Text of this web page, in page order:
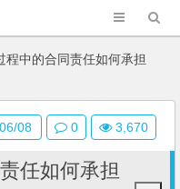
程中的合同责任如何承担
任如何承担
08 0 3,670